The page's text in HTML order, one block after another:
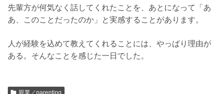
先輩方が何気なく話してくれたことを、あとになって「あ
あ、このことだったのか」と実感することがあります。
人が経験を込めて教えてくれることには、やっぱり理由が
ある。そんなことを感じた一日でした。
親業／parenting